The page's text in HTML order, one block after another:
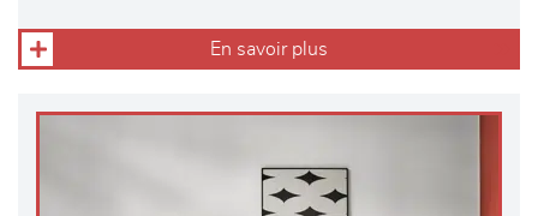
En savoir plus